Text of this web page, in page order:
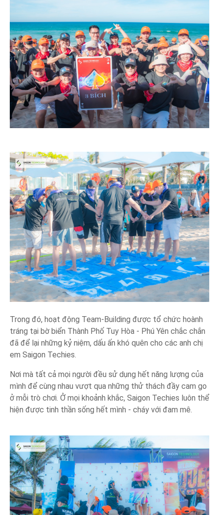
Trong đó, hoạt động Team-Building được tổ chức hoành
tráng tại bờ biển Thành Phố Tuy Hòa - Phú Yên chắc chắn
đã để lại những kỷ niệm, dấu ấn khó quên cho các anh chị
em Saigon Techies.
Nơi mà tất cả mọi người đều sử dụng hết năng lượng của
mình để cùng nhau vượt qua những thử thách đầy cam go
ở mỗi trò chơi. Ở mọi khoảnh khắc, Saigon Techies luôn thể
hiện được tinh thần sống hết mình - cháy với đam mê.